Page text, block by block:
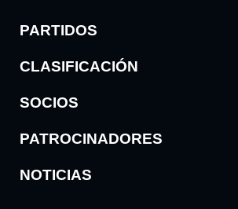
PARTIDOS
CLASIFICACIÓN
SOCIOS
PATROCINADORES
NOTICIAS